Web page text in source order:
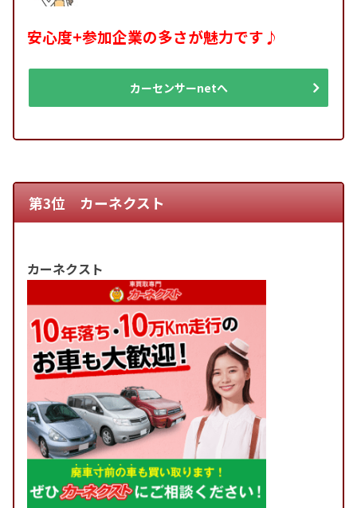
安心度+参加企業の多さが魅力です♪
カーセンサーnetへ
第3位 カーネクスト
カーネクスト